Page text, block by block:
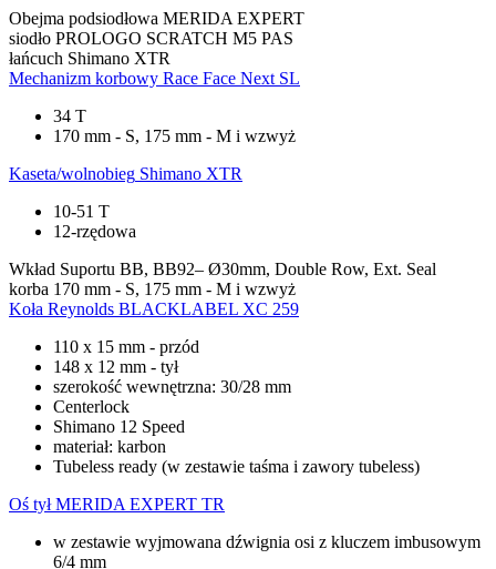
Obejma podsiodłowa MERIDA EXPERT
siodło PROLOGO SCRATCH M5 PAS
łańcuch Shimano XTR
Mechanizm korbowy Race Face Next SL
34 T
170 mm - S, 175 mm - M i wzwyż
Kaseta/wolnobieg Shimano XTR
10-51 T
12-rzędowa
Wkład Suportu BB, BB92– Ø30mm, Double Row, Ext. Seal
korba 170 mm - S, 175 mm - M i wzwyż
Koła Reynolds BLACKLABEL XC 259
110 x 15 mm - przód
148 x 12 mm - tył
szerokość wewnętrzna: 30/28 mm
Centerlock
Shimano 12 Speed
materiał: karbon
Tubeless ready (w zestawie taśma i zawory tubeless)
Oś tył MERIDA EXPERT TR
w zestawie wyjmowana dźwignia osi z kluczem imbusowym
6/4 mm